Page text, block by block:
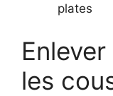
plates
les